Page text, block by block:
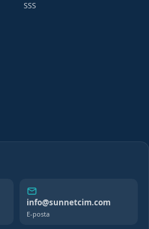
SSS
info@sunnetcim.com
E-posta